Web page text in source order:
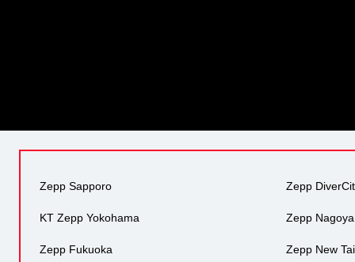
Zepp Sapporo Zepp
KT Zepp Yokohama Zepp Nagoya
Zepp Fukuoka Zepp New